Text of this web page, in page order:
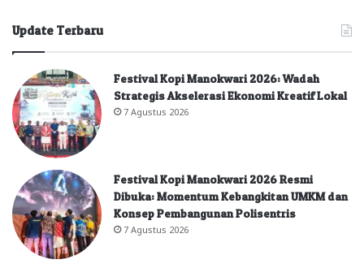
Update Terbaru
Festival Kopi Manokwari 2026: Wadah
Strategis Akselerasi Ekonomi Kreatif Lokal
7 Agustus 2026
Festival Kopi Manokwari 2026 Resmi
Dibuka: Momentum Kebangkitan UMKM dan
Konsep Pembangunan Polisentris
7 Agustus 2026